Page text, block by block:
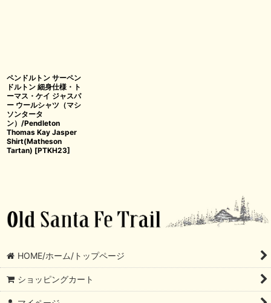
ペンドルトン サーペン
ドルトン 細身仕様・ト
ーマス・ケイ ジャスパ
ー ウールシャツ（マシ
ソンタータ
ン）/Pendleton
Thomas Kay Jasper
Shirt(Matheson
Tartan) [PTKH23]
HOME/ホーム/トップページ
ショッピングカート